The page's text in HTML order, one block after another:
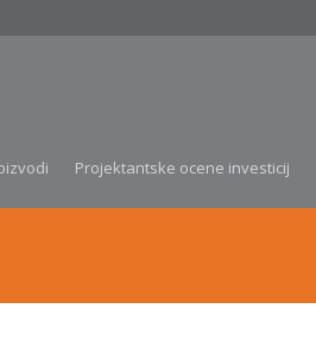
Projektantske ocene investicij